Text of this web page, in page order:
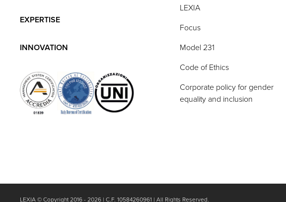
EXPERTISE
INNOVATION
LEXIA
Focus
Model 231
Code of Ethics
Corporate policy for gender
equality and inclusion
LEXIA © Copyright 2016 - 2026 | C.F. 10584260961 | All Rights Reserved.